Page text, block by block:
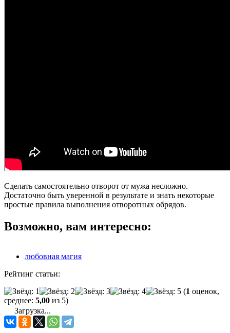
Сделать самостоятельно отворот от мужа несложно.
Достаточно быть уверенной в результате и знать некоторые
простые правила выполнения отворотных обрядов.
Возможно, вам интересно:
любовная магия
Рейтинг статьи:
(1 оценок,
среднее: 5,00 из 5)
Загрузка...